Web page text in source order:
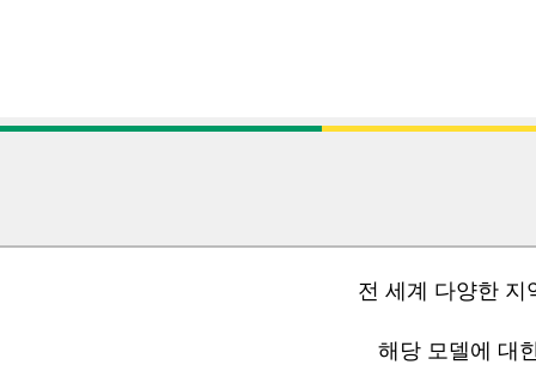
전 세계 다양한 지
해당 모델에 대